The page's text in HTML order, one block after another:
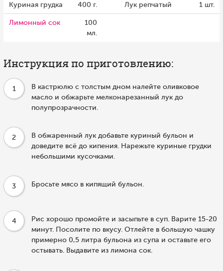
Куриная грудка 400 г. Лук репчатый 1 шт.
Лимонный сок
100
мл.
Инструкция по приготовлению:
1
В кастрюлю с толстым дном налейте оливковое
масло и обжарьте мелконарезанный лук до
полупрозрачности.
2
В обжаренный лук добавьте куриный бульон и
доведите всё до кипения. Нарежьте куриные грудки
небольшими кусочками.
3 Бросьте мясо в кипящий бульон.
4
Рис хорошо промойте и засыпьте в суп. Варите 15-20
минут. Посолите по вкусу. Отлейте в большую чашку
примерно 0,5 литра бульона из супа и оставьте его
остывать. Выдавите из лимона сок.